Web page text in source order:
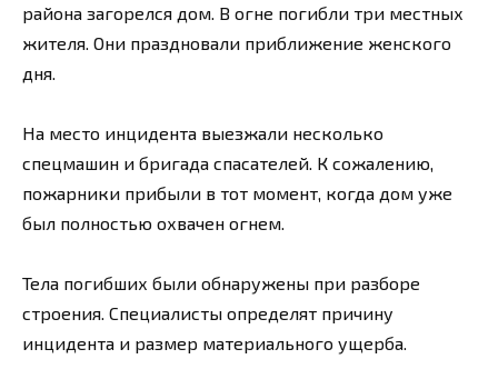
района загорелся дом. В огне погибли три местных
жителя. Они праздновали приближение женского
дня.
На место инцидента выезжали несколько
спецмашин и бригада спасателей. К сожалению,
пожарники прибыли в тот момент, когда дом уже
был полностью охвачен огнем.
Тела погибших были обнаружены при разборе
строения. Специалисты определят причину
инцидента и размер материального ущерба.